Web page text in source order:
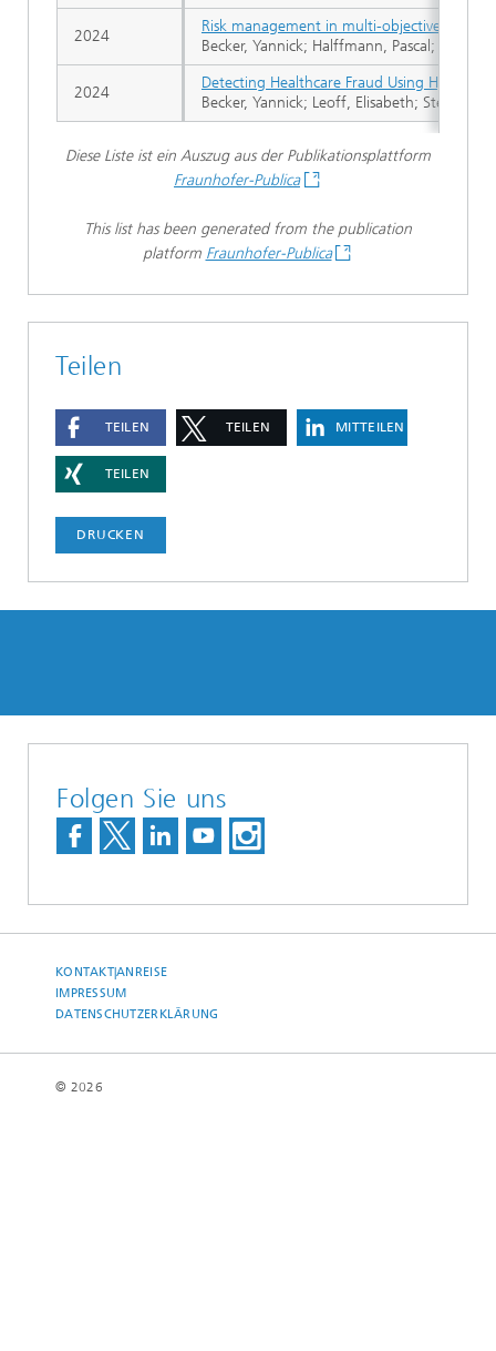
Risk management in multi-objective
Becker, Yannick; Halffmann, Pascal;
Detecting Healthcare Fraud Using Hybrid
Becker, Yannick; Leoff, Elisabeth; Stephani,
2024
2024
Diese Liste ist ein Auszug aus der Publikationsplattform
Fraunhofer-Publica
This list has been generated from the publication
platform Fraunhofer-Publica
Teilen
TEILEN TEILEN MITTEILEN
TEILEN
DRUCKEN
Folgen Sie uns
KONTAKT|ANREISE
IMPRESSUM
DATENSCHUTZERKLÄRUNG
© 2026